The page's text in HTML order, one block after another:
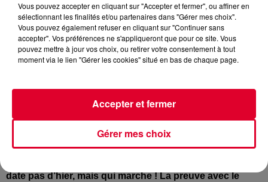
Le Carbone
date pas d’hier, mais qui marche !La preuve avec le
Vous pouvez accepter en cliquant sur "Accepter et fermer", ou affiner en
sélectionnant les finalités et/ou partenaires dans "Gérer mes choix".
Vous pouvez également refuser en cliquant sur "Continuer sans
accepter". Vos préférences ne s'appliqueront que pour ce site. Vous
pouvez mettre à jour vos choix, ou retirer votre consentement à tout
moment via le lien "Gérer les cookies" situé en bas de chaque page.
Gérer mes choix
Accepter et fermer